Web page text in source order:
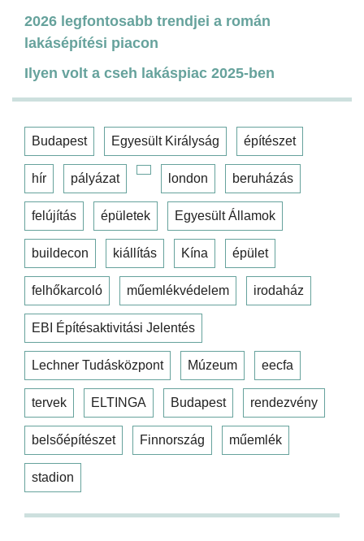
2026 legfontosabb trendjei a román
lakásépítési piacon
Ilyen volt a cseh lakáspiac 2025-ben
Budapest Egyesült Királyság építészet
hír pályázat london beruházás
felújítás épületek Egyesült Államok
buildecon kiállítás Kína épület
felhőkarcoló műemlékvédelem irodaház
EBI Építésaktivitási Jelentés
Lechner Tudásközpont Múzeum eecfa
tervek ELTINGA Budapest rendezvény
belsőépítészet Finnország műemlék
stadion